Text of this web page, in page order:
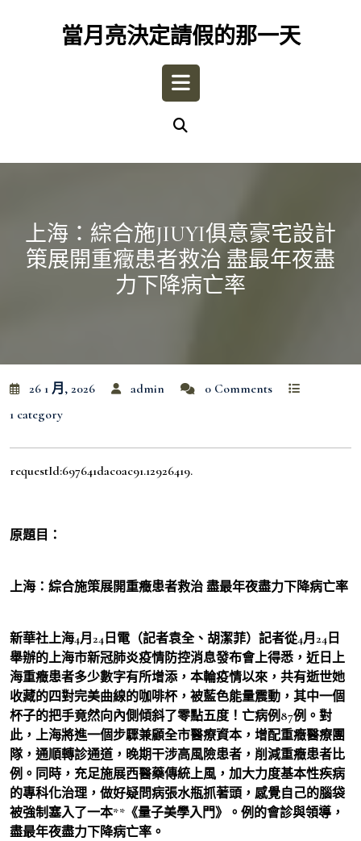
當月亮決定請假的那一天
Open
上海：綜合施JIUYI俱意豪宅設計
策展開重癥患者救治 盡最年夜盡
力下降病亡率
26 1 月, 2026 admin
0 Comments
1 category
requestId:697641dac0ac91.12926419.
原題目：
上海：綜合施策展開重癥患者救治 盡最年夜盡力下降病亡率
新華社上海4月24日電（記者袁全、胡潔菲）記者從4月24日
舉辦的上海市新冠肺炎疫情防控消息發布會上得悉，近日上
海重癥患者多少數字有所增添，本輪疫情以來，共有逝世她
收藏的四對完美曲線的咖啡杯，被藍色能量震動，其中一個
杯子的把手竟然向內側傾斜了零點五度！亡病例87例。對
此，上海將進一個步驟兼顧全市醫療資本，增配重癥醫療團
隊，通順轉診通道，晚期干涉高風險患者，削減重癥患者比
例。同時，充足施展西醫藥傳統上風，加大力度基本性疾病
的專科化治理，做好疑問病張水瓶抓著頭，感覺自己的腦袋
被強制塞入了一本**《量子美學入門》。例的會診與領導，
盡最年夜盡力下降病亡率。